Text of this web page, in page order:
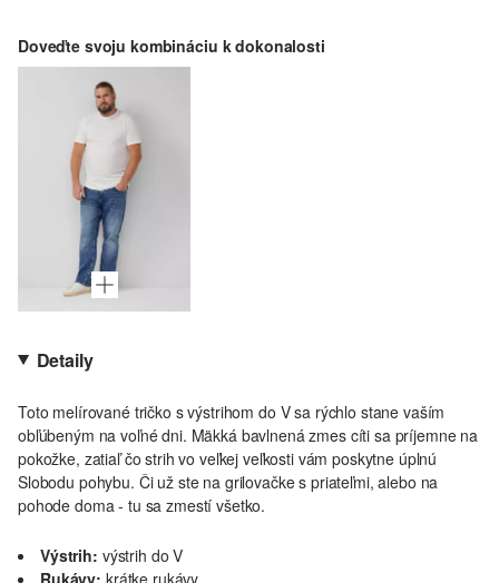
Doveďte svoju kombináciu k dokonalosti
Detaily
Toto melírované tričko s výstrihom do V sa rýchlo stane vaším
obľúbeným na voľné dni. Mäkká bavlnená zmes cíti sa príjemne na
pokožke, zatiaľ čo strih vo veľkej veľkosti vám poskytne úplnú
Slobodu pohybu. Či už ste na grilovačke s priateľmi, alebo na
pohode doma - tu sa zmestí všetko.
Výstrih: výstrih do V
Rukávy: krátke rukávy